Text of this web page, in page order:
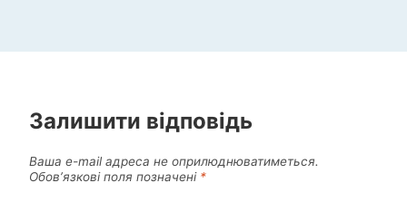
Залишити відповідь
Ваша e-mail адреса не оприлюднюватиметься.
Обов’язкові поля позначені *